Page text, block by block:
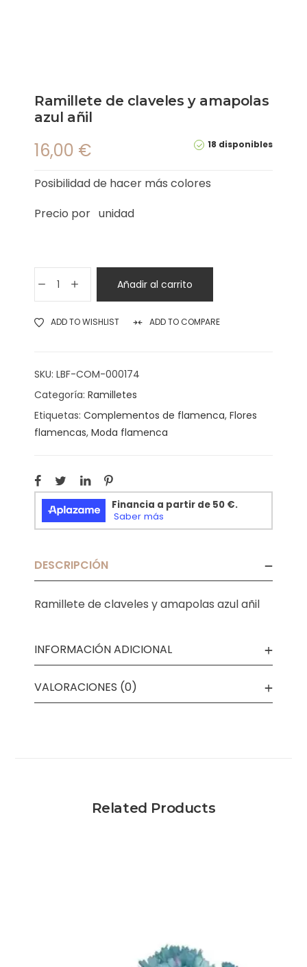
Ramillete de claveles y amapolas
azul añil
18 disponibles
16,00 €
Posibilidad de hacer más colores
Precio por unidad
Añadir al carrito
ADD TO WISHLIST ADD TO COMPARE
SKU: LBF-COM-000174
Categoría: Ramilletes
Etiquetas: Complementos de flamenca, Flores
flamencas, Moda flamenca
DESCRIPCIÓN
Ramillete de claveles y amapolas azul añil
INFORMACIÓN ADICIONAL
VALORACIONES (0)
Related Products